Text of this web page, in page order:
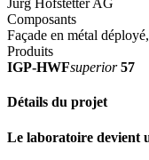
Jürg Hofstetter AG
Composants
Façade en métal
Produits
IGP-HWFsuperior 57
Détails du projet
Le laboratoire devient